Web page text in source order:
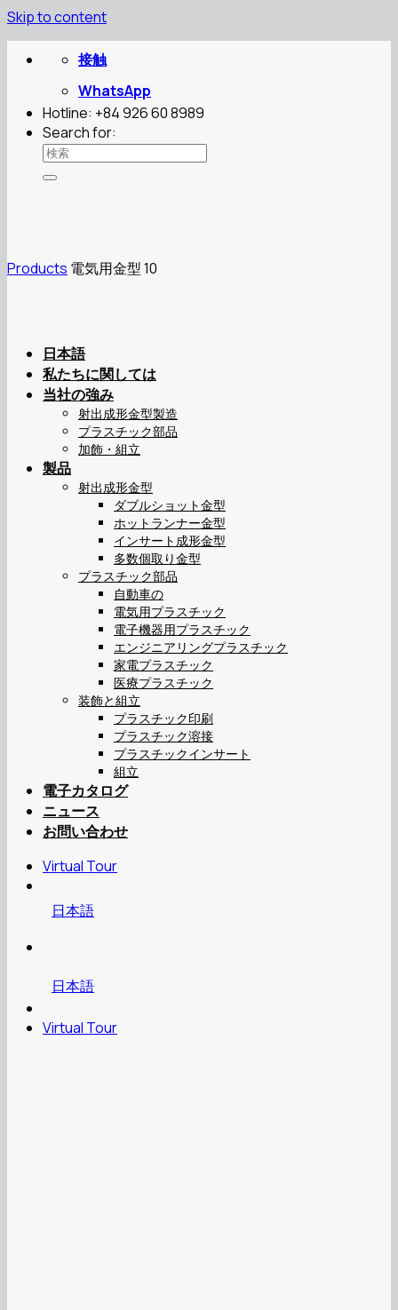
Skip to content
接触
WhatsApp
Hotline: +84 926 60 8989
Search for:
日本語
私たちに関しては
当社の強み
射出成形金型製造
プラスチック部品
加飾・組立
製品
射出成形金型
ダブルショット金型
ホットランナー金型
インサート成形金型
多数個取り金型
プラスチック部品
自動車の
電気用プラスチック
電子機器用プラスチック
エンジニアリングプラスチック
家電プラスチック
医療プラスチック
装飾と組立
プラスチック印刷
プラスチック溶接
プラスチックインサート
組立
電子カタログ
ニュース
お問い合わせ
Virtual Tour
日本語
日本語
Virtual Tour
Products 電気用金型 10